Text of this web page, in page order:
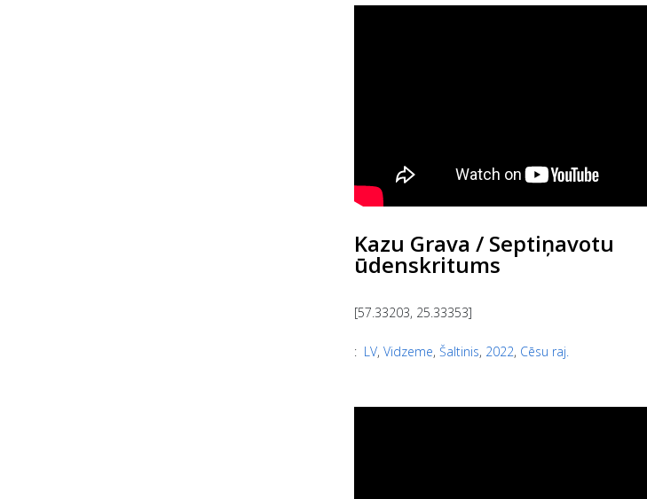
Kazu Grava / Septiņavotu
ūdenskritums
[57.33203, 25.33353]
: LV, Vidzeme, Šaltinis, 2022, Cēsu raj.